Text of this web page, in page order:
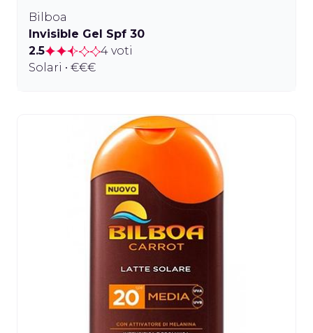
Bilboa
Invisible Gel Spf 30
2.5
4 voti
Solari • €€€